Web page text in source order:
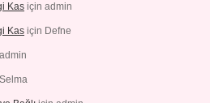
Kas için admin
Kas için Defne
admin
Selma